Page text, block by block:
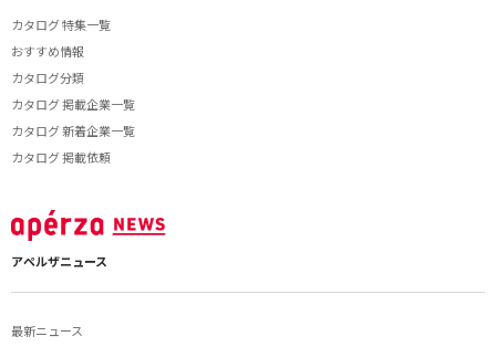
カタログ 特集一覧
おすすめ情報
カタログ分類
カタログ 掲載企業一覧
カタログ 新着企業一覧
カタログ 掲載依頼
アペルザニュース
最新ニュース